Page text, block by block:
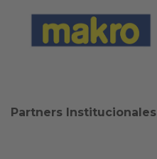
Partners Institucionales